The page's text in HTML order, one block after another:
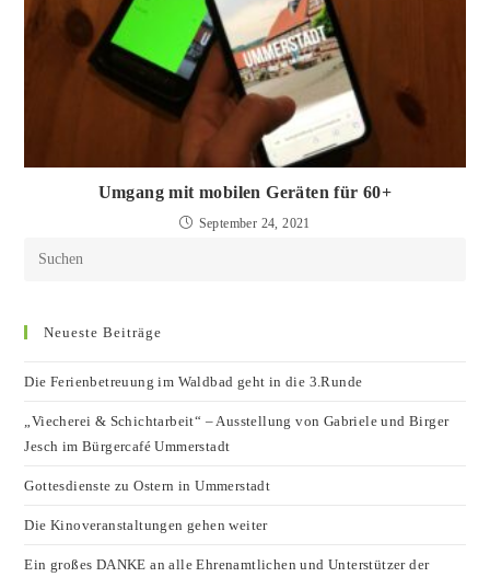
Umgang mit mobilen Geräten für 60+
September 24, 2021
Neueste Beiträge
Die Ferienbetreuung im Waldbad geht in die 3.Runde
„Viecherei & Schichtarbeit“ – Ausstellung von Gabriele und Birger
Jesch im Bürgercafé Ummerstadt
Gottesdienste zu Ostern in Ummerstadt
Die Kinoveranstaltungen gehen weiter
Ein großes DANKE an alle Ehrenamtlichen und Unterstützer der